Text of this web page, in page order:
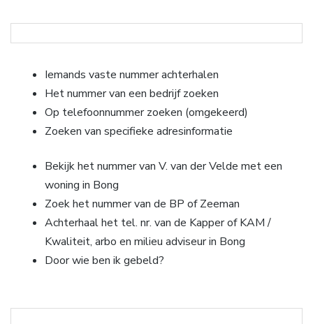
Iemands vaste nummer achterhalen
Het nummer van een bedrijf zoeken
Op telefoonnummer zoeken (omgekeerd)
Zoeken van specifieke adresinformatie
Bekijk het nummer van V. van der Velde met een
woning in Bong
Zoek het nummer van de BP of Zeeman
Achterhaal het tel. nr. van de Kapper of KAM /
Kwaliteit, arbo en milieu adviseur in Bong
Door wie ben ik gebeld?